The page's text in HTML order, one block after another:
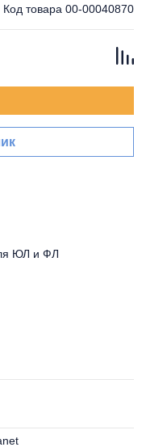
Код товара 00-00040870
ЮЛ и ФЛ